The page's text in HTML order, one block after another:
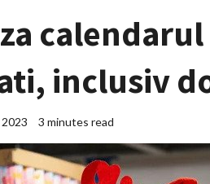
inclusiv
3 minutes read